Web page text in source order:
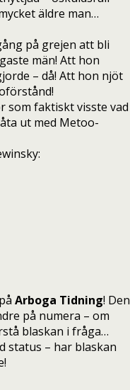
äldre man…
på grejen att bli
män! Att hon
– då! Att hon njöt
som faktiskt visste vad
ut med Metoo-
Arboga Tidning! Den
på numera – om
blaskan i fråga…
status – har blaskan